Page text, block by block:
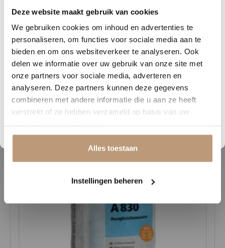
1
DAGEN
08
UREN
25
MINUTEN
38
SECONDEN
Nu tijdelijk 10% korting op
jouw vloer
Vraag snel een offerte aan en bespaar direct.
Bekijk plak PVC vloeren
Deze website maakt gebruik van cookies
We gebruiken cookies om inhoud en advertenties te
personaliseren, om functies voor sociale media aan te
bieden en om ons websiteverkeer te analyseren. Ook
delen we informatie over uw gebruik van onze site met
onze partners voor sociale media, adverteren en
analyseren. Deze partners kunnen deze gegevens
combineren met andere informatie die u aan ze heeft
verstrekt of ze hebben verzameld op basis van uw
Alles toestaan
Instellingen beheren
alleen visueel aantrekkelijk, maar ook duurzaam en slijtvast, wat
hem ideaal maakt voor drukbezochte ruimtes.
Of je nu een modern, klassiek of industrieel interieur hebt, deze
visgraat PVC-vloer biedt de perfecte balans tussen stijl en
functionaliteit. Kom langs bij Vloerenhuys de Veluwe en ontdek de
verschillende kleurvarianten en mogelijkheden. Vraag vrijblijvend
een offerte aan en ervaar zelf de charme van deze prachtige vloer!
Gerelateerde producten